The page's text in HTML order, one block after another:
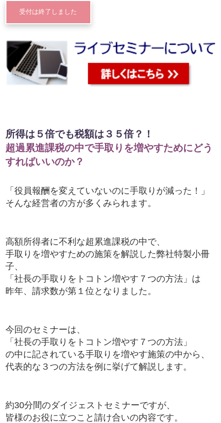
受付は終了しました
所得は５倍でも税額は３５倍？！
超過累進課税の中で手取りを増やすためにどう
すればいいのか？
「役員報酬を変えていないのに手取りが減った！」
そんな経営者の方が多くみられます。
高額所得者に不利な超累進課税の中で、
手取りを増やすための施策を解説した弊社特製小冊
子、
「社長の手取りをトコトン増やす７つの方法」は
昨年、請求数が第１位となりました。
今回のセミナーは、
「社長の手取りをトコトン増やす７つの方法」
の中に記されている手取りを増やす施策の中から、
代表的な３つの方法を例に挙げて解説します。
約30分間のダイジェストセミナーですが、
皆様のお役に立つこと請け合いの内容です。